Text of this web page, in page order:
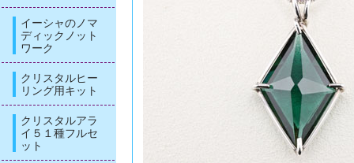
イーシャのノマ
ディックノット
ワーク
クリスタルヒー
リング用キット
クリスタルアラ
イ５１種フルセ
ット